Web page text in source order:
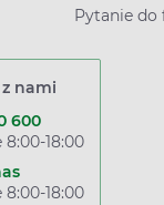
Pytanie
nami
600
18:00
18:00